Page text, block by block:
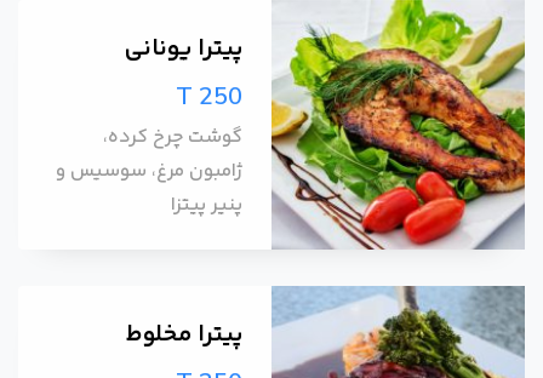
پیترا یونانی
T 250
گوشت چرخ کرده،
ژامبون مرغ، سوسیس و
پنیر پیتزا
پیترا مخلوط